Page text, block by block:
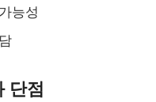
능성
단점